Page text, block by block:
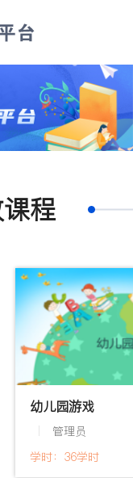
程
幼儿园游戏
管理员
学时：36学时